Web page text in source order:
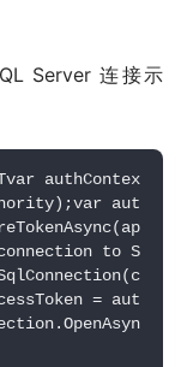
Server 连接示
authContex
aut
to S
= aut